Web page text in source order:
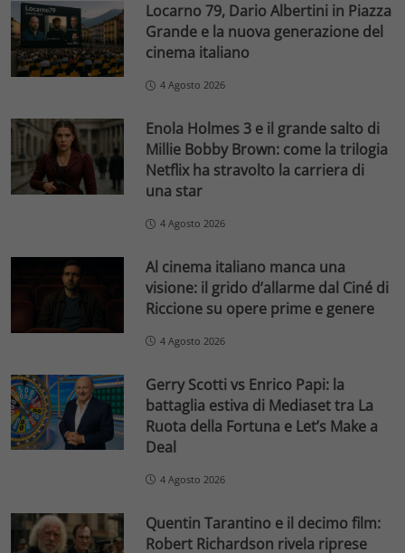
Locarno 79, Dario Albertini in Piazza
Grande e la nuova generazione del
cinema italiano
4 Agosto 2026
Enola Holmes 3 e il grande salto di
Millie Bobby Brown: come la trilogia
Netflix ha stravolto la carriera di
una star
4 Agosto 2026
Al cinema italiano manca una
visione: il grido d’allarme dal Ciné di
Riccione su opere prime e genere
4 Agosto 2026
Gerry Scotti vs Enrico Papi: la
battaglia estiva di Mediaset tra La
Ruota della Fortuna e Let’s Make a
Deal
4 Agosto 2026
Quentin Tarantino e il decimo film:
Robert Richardson rivela riprese